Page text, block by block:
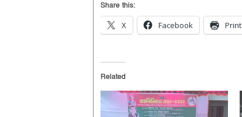
Share this:
X Facebook Print
Related